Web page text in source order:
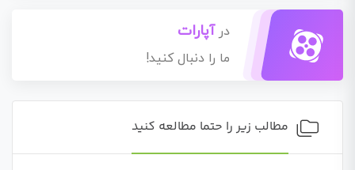
درآپارات
ما را دنبال کنید!
مطالب زیر را حتما مطالعه کنید